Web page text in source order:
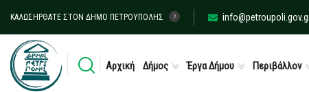
ΚΑΛΩΣΉΡΘΑΤΕ ΣΤΟΝ ΔΉΜΟ ΠΕΤΡΟΎΠΟΛΗΣ
Αρχική Δήμος Έργα Δήμου Περιβάλλον